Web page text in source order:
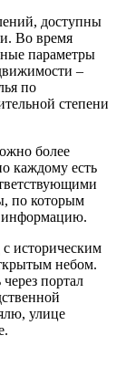
доступны
Во время
параметры
–
по
степени
более
каждому есть
по которым
информацию.
историческим
небом.
портал
улице